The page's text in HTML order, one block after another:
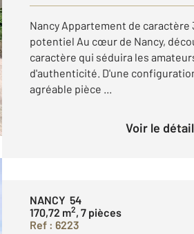
Nancy Appartement de caractère
potentiel Au cœur de Nancy,
caractère qui séduira les
d'authenticité. D'une
agréable pièce ...
Voir le
NANCY 54
170,72 m2, 7 pièces
Ref : 6223